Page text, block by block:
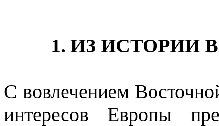
1. ИЗ ИСТОРИИ
С вовлечением
интересов Европы